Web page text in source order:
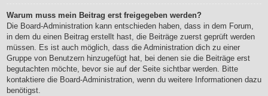
Warum muss mein Beitrag erst freigegeben werden?
Die Board-Administration kann entschieden haben, dass in dem Forum,
in dem du einen Beitrag erstellt hast, die Beiträge zuerst geprüft werden
müssen. Es ist auch möglich, dass die Administration dich zu einer
Gruppe von Benutzern hinzugefügt hat, bei denen sie die Beiträge erst
begutachten möchte, bevor sie auf der Seite sichtbar werden. Bitte
kontaktiere die Board-Administration, wenn du weitere Informationen dazu
benötigst.